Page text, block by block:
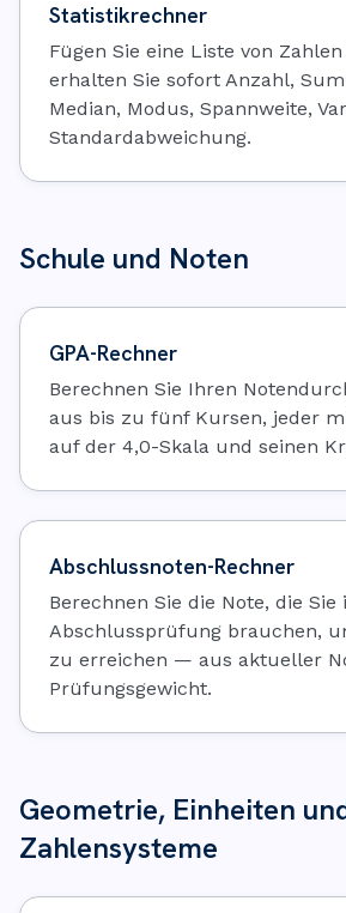
Statistikrechner
Fügen Sie eine Liste von
erhalten Sie sofort Anzahl,
Median, Modus, Spannweite,
Standardabweichung.
Schule und Noten
GPA-Rechner
Berechnen Sie Ihren
aus bis zu fünf Kursen, jeder
auf der 4,0-Skala und seinen
Abschlussnoten-Rechner
Berechnen Sie die Note, die Sie
Abschlussprüfung brauchen,
zu erreichen — aus aktueller
Prüfungsgewicht.
Geometrie, Einheiten
Zahlensysteme